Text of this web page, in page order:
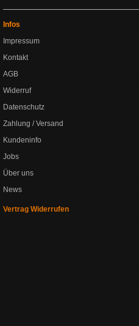
Infos
Impressum
Kontakt
AGB
Widerruf
Datenschutz
Zahlung / Versand
Kundeninfo
Jobs
Über uns
News
Vertrag Widerrufen